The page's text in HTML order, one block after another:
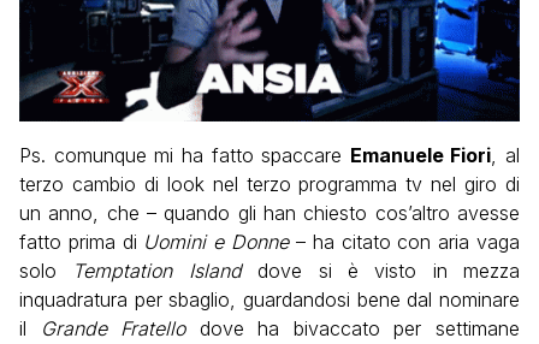
Ps. comunque mi ha fatto spaccare Emanuele Fiori, al
terzo cambio di look nel terzo programma tv nel giro di
un anno, che – quando gli han chiesto cos’altro avesse
fatto prima di Uomini e Donne– ha citato con aria vaga
solo
Temptation Islanddove si è visto in mezza
inquadratura per sbaglio, guardandosi bene dal nominare
il
Grande Fratellodove ha bivaccato per settimane